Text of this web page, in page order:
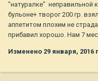
"натуралке" неправильной
бульоне+ творог 200 гр.
аппетитом плохим не
прибавил хорошо. Нам 7
Изменено 29 января, 2016